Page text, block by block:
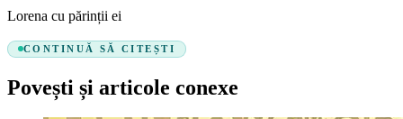
Lorena cu părinții ei
CONTINUĂ SĂ CITEȘTI
Povești și articole conexe